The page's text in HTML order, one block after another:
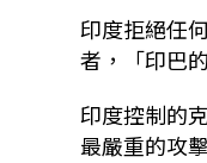
印度拒絕任
者，「印巴
印度控制的
最嚴重的攻